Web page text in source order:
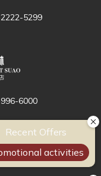
5299
6000